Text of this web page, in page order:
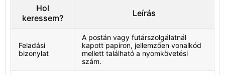
Hol
keressem?
Leírás
Feladási
bizonylat
A postán vagy futárszolgálatnál
kapott papíron, jellemzően vonalkód
mellett található a nyomkövetési
szám.